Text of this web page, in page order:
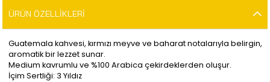
ÜRÜN ÖZELLIKLERI
Guatemala kahvesi, kırmızı meyve ve baharat notalarıyla belirgin,
aromatik bir lezzet sunar.
Medium kavrumlu ve %100 Arabica çekirdeklerden oluşur.
İçim Sertliği: 3 Yıldız